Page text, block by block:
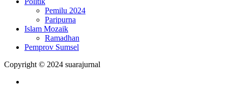
Pemilu 2024
Paripurna
Islam Mozaik
Ramadhan
Pemprov Sumsel
Copyright © 2024 suarajurnal